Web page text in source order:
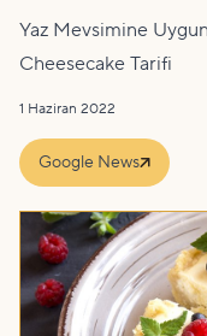
Yaz Mevsimine
Cheesecake Tarifi
1 Haziran 2022
Google News